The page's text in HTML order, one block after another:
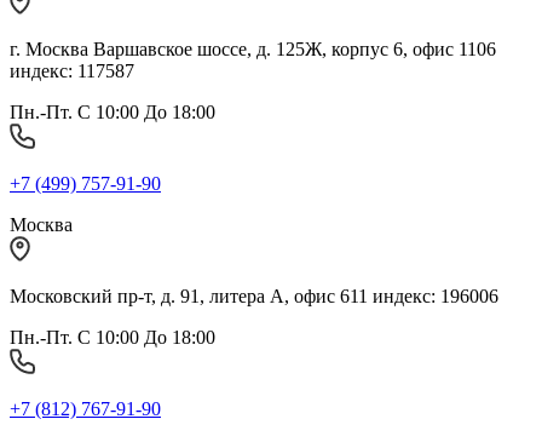
г. Москва Варшавское шоссе, д. 125Ж, корпус 6, офис 1106
индекс: 117587
Пн.-Пт. С 10:00 До 18:00
+7 (499) 757-91-90
Москва
Московский пр-т, д. 91, литера А, офис 611 индекс: 196006
Пн.-Пт. С 10:00 До 18:00
+7 (812) 767-91-90